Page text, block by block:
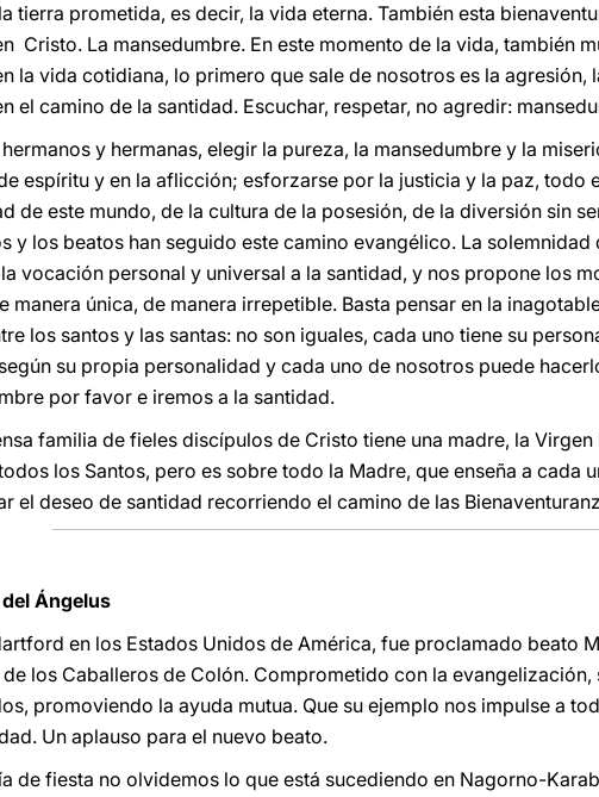
tierra prometida, es decir, la vida eterna. También esta
Cristo. La mansedumbre. En este momento de la vida, también
la vida cotidiana, lo primero que sale de nosotros es la agresión,
el camino de la santidad. Escuchar, respetar, no agredir:
y hermanas, elegir la pureza, la mansedumbre y la
espíritu y en la aflicción; esforzarse por la justicia y la paz, todo
de este mundo, de la cultura de la posesión, de la diversión sin
y los beatos han seguido este camino evangélico. La
vocación personal y universal a la santidad, y nos propone los
manera única, de manera irrepetible. Basta pensar en la
los santos y las santas: no son iguales, cada uno tiene su
su propia personalidad y cada uno de nosotros puede
por favor e iremos a la santidad.
familia de fieles discípulos de Cristo tiene una madre, la
los Santos, pero es sobre todo la Madre, que enseña a cada
el deseo de santidad recorriendo el camino de las
Ángelus
en los Estados Unidos de América, fue proclamado beato
los Caballeros de Colón. Comprometido con la
promoviendo la ayuda mutua. Que su ejemplo nos impulse a
Un aplauso para el nuevo beato.
de fiesta no olvidemos lo que está sucediendo en Nagorno-